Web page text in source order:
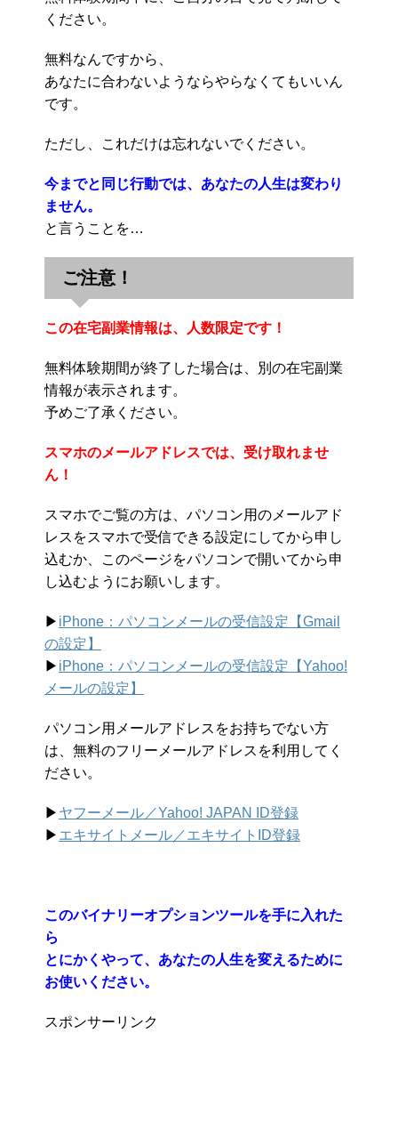
ください。
無料なんですから、
あなたに合わないようならやらなくてもいいん
です。
ただし、これだけは忘れないでください。
今までと同じ行動では、あなたの人生は変わり
ません。
と言うことを…
ご注意！
この在宅副業情報は、人数限定です！
無料体験期間が終了した場合は、別の在宅副業
情報が表示されます。
予めご了承ください。
スマホのメールアドレスでは、受け取れませ
ん！
スマホでご覧の方は、パソコン用のメールアド
レスをスマホで受信できる設定にしてから申し
込むか、このページをパソコンで開いてから申
し込むようにお願いします。
▶︎ iPhone：パソコンメールの受信設定【Gmail
の設定】
▶︎ iPhone：パソコンメールの受信設定【Yahoo!
メールの設定】
パソコン用メールアドレスをお持ちでない方
は、無料のフリーメールアドレスを利用してく
ださい。
▶︎ ヤフーメール／Yahoo! JAPAN ID登録
▶︎ エキサイトメール／エキサイトID登録
このバイナリーオプションツールを手に入れた
ら
とにかくやって、あなたの人生を変えるために
お使いください。
スポンサーリンク